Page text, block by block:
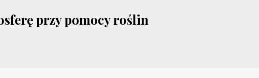
przy pomocy roślin